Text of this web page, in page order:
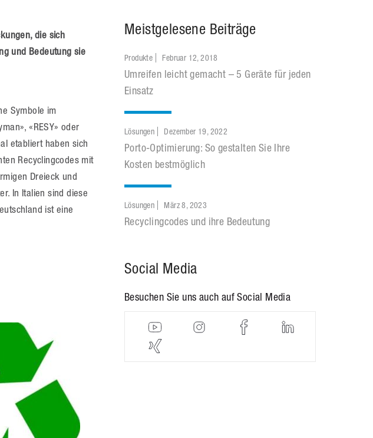
die sich
und Bedeutung sie
Symbole im
«RESY» oder
etabliert haben sich
Recyclingcodes mit
Dreieck und
In Italien sind diese
ist eine
Meistgelesene Beiträge
Produkte Februar 12, 2018
Umreifen leicht gemacht – 5 Geräte für jeden
Einsatz
Lösungen Dezember 19, 2022
Porto-Optimierung: So gestalten Sie Ihre
Kosten bestmöglich
Lösungen März 8, 2023
Recyclingcodes und ihre Bedeutung
Social Media
Besuchen Sie uns auch auf Social Media